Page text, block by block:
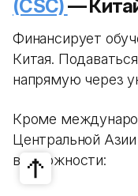
(CSC)—
Финансирует
Китая.
напрямую через
Кроме
Центральной
возможности: